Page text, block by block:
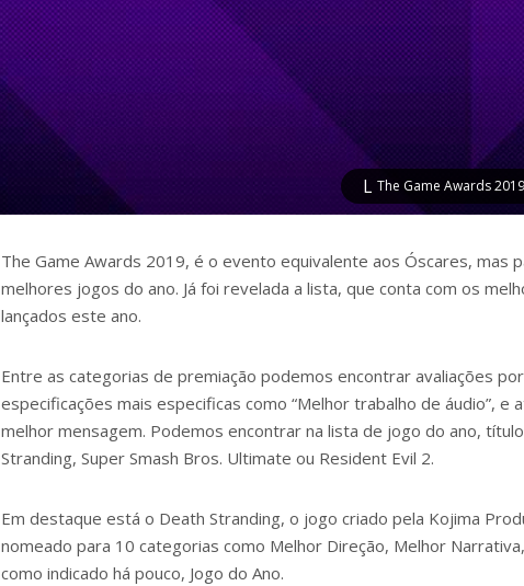
The Game Awards
The Game Awards 2019, é o evento equivalente aos Óscares, mas
melhores jogos do ano. Já foi revelada a lista, que conta com os
lançados este ano.
Entre as categorias de premiação podemos encontrar avaliações
especificações mais especificas como “Melhor trabalho de áudio”, e
melhor mensagem. Podemos encontrar na lista de jogo do ano,
Stranding, Super Smash Bros. Ultimate ou Resident Evil 2.
Em destaque está o Death Stranding, o jogo criado pela Kojima
nomeado para 10 categorias como Melhor Direção, Melhor
como indicado há pouco, Jogo do Ano.